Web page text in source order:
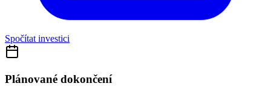
Spočítat investici
Plánované dokončení